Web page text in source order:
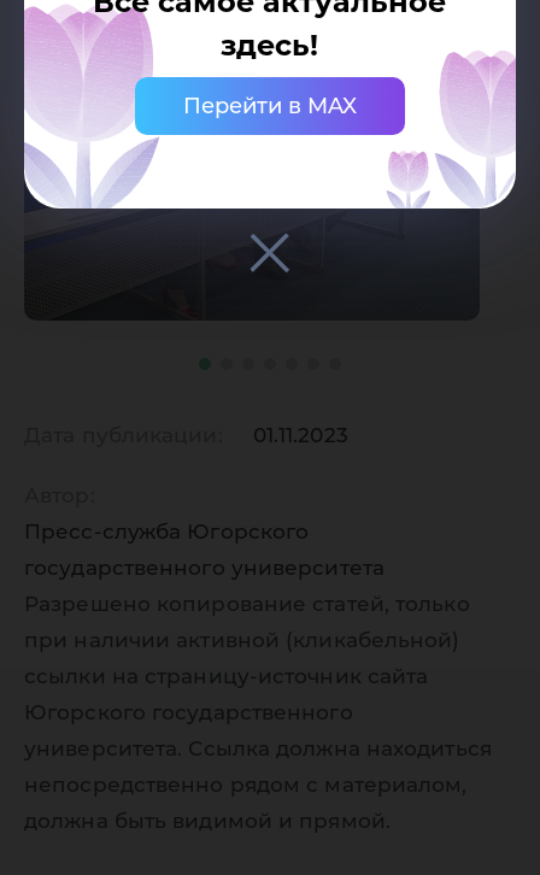
здесь!
Перейти в MAX
01.11.2023
Пресс-служба Югорского
государственного университета
Разрешено копирование статей, только
при наличии активной (кликабельной)
ссылки на страницу-источник сайта
Югорского государственного
университета. Ссылка должна находиться
непосредственно рядом с материалом,
должна быть видимой и прямой.